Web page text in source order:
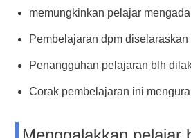
memungkinkan pelajar
Pembelajaran dpm
Penangguhan pelajaran blh
Corak pembelajaran ini